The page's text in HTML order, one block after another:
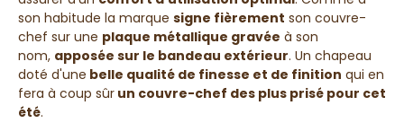
son habitude la marque signe fièrement son couvre-
chef sur une plaque métallique gravée à son
nom, apposée sur le bandeau extérieur. Un chapeau
doté d'une belle qualité de finesse et de finition qui en
fera à coup sûr un couvre-chef des plus prisé pour cet
été.